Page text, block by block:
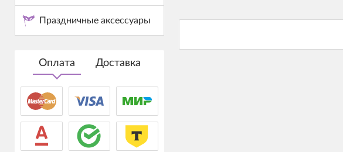
Праздничные аксессуары
Оплата Доставка